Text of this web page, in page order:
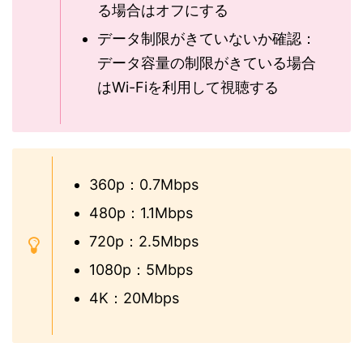
る場合はオフにする
データ制限がきていないか確認：
データ容量の制限がきている場合
はWi-Fiを利用して視聴する
360p：0.7Mbps
480p：1.1Mbps
720p：2.5Mbps
1080p：5Mbps
4K：20Mbps